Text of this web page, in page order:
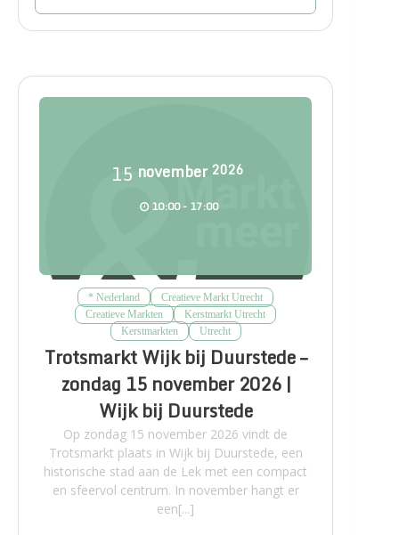
15 november 2026
10:00 - 17:00
* Nederland
Creatieve Markt Utrecht
Creatieve Markten
Kerstmarkt Utrecht
Kerstmarkten
Utrecht
Trotsmarkt Wijk bij Duurstede –
zondag 15 november 2026 |
Wijk bij Duurstede
Op zondag 15 november 2026 vindt de
Trotsmarkt plaats in Wijk bij Duurstede, een
historische stad aan de Lek met een compact
en sfeervol centrum. In november hangt er
een[...]